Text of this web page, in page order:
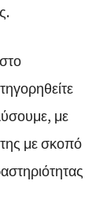
με
με σκοπό